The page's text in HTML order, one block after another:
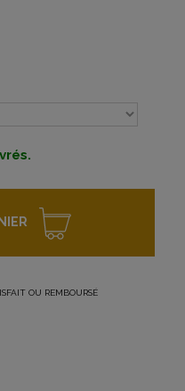
OU REMBOURSÉ